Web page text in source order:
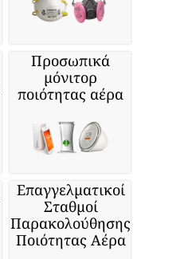
Προσωπικά
μόνιτορ
ποιότητας αέρα
Επαγγελματικοί
Σταθμοί
Παρακολούθησης
Ποιότητας Αέρα